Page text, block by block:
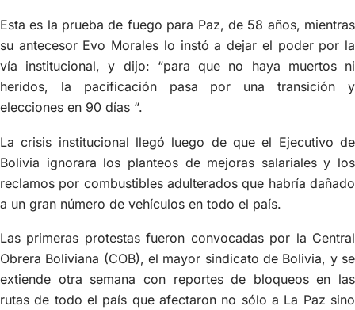
Esta es la prueba de fuego para Paz, de 58 años, mientras
su antecesor Evo Morales lo instó a dejar el poder por la
vía institucional, y dijo: “para que no haya muertos ni
heridos, la pacificación pasa por una transición y
elecciones en 90 días “.
La crisis institucional llegó luego de que el Ejecutivo de
Bolivia ignorara los planteos de mejoras salariales y los
reclamos por combustibles adulterados que habría dañado
a un gran número de vehículos en todo el país.
Las primeras protestas fueron convocadas por la Central
Obrera Boliviana (COB), el mayor sindicato de Bolivia, y se
extiende otra semana con reportes de bloqueos en las
rutas de todo el país que afectaron no sólo a La Paz sino